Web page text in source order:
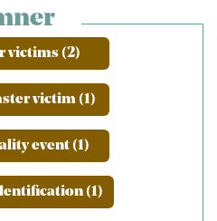
victims (2)
victim (1)
event (1)
(1)